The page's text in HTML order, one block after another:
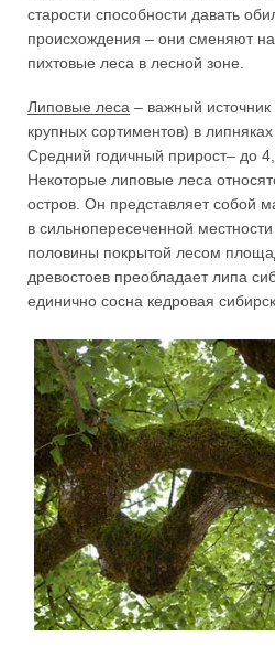
старости способности давать
происхождения – они сменяют
пихтовые леса в лесной зоне.
Липовые леса – важный
крупных сортиментов) в
Средний годичный прирост– до
Некоторые липовые леса
остров. Он представляет собой
в сильнопересеченной
половины покрытой лесом
древостоев преобладает липа
единично сосна кедровая